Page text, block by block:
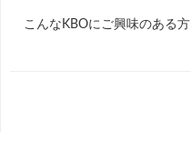
こんなKBOにご興味のある